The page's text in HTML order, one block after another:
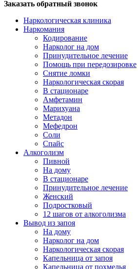
Заказать обратный звонок
Наркологическая клиника
Наркомания
Кодирование
Нарколог на дом
Принудительное лечение
Помощь при передозировке
Снятие ломки
Наркологическая скорая
В стационаре
Амфетамин
Марихуана
Метадон
Мефедрон
Соли
Спайс
Алкоголизм
Пивной
На дому
В стационаре
Принудительное лечение
Женский
Подростковый
12 шагов от алкоголизма
Вывод из запоя
На дому
Нарколог на дом
Наркологическая скорая
Капельница от запоя
Капельница от похмелья